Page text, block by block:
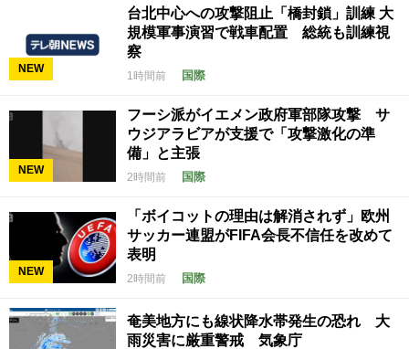
NEW
台北中心への攻撃阻止「橋封鎖」訓練 大
規模軍事演習で戦車配置 総統も訓練視
察
1時間前 国際
NEW
フーシ派がイエメン政府軍部隊攻撃 サ
ウジアラビアが支援で「攻撃激化の準
備」と主張
2時間前 国際
NEW
「ボイコットの理由は解消されず」欧州
サッカー連盟がFIFA会長不信任を改めて
表明
2時間前 国際
奄美地方にも線状降水帯発生の恐れ 大
雨災害に厳重警戒 気象庁